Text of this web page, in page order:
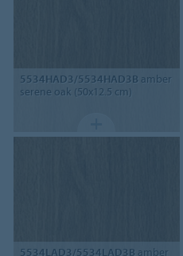
5534HAD3/5534HAD3B amber
serene oak (50x12.5 cm)
5534LAD3/5534LAD3B amber